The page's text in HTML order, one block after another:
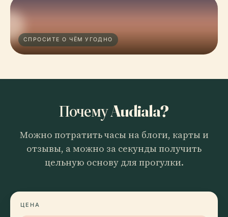
СПРОСИТЕ О ЧЁМ УГОДНО
Почему Audiala?
Можно потратить часы на блоги, карты и
отзывы, а можно за секунды получить
цельную основу для прогулки.
ЦЕНА